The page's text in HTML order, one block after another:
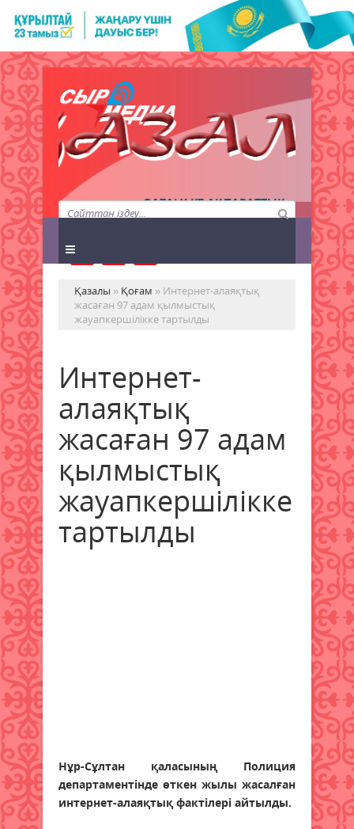
QAZALY.KZ АҚПАРАТТЫҚ
АГЕНТТІГІ
Қазалы » Қоғам » Интернет-алаяқтық
жасаған 97 адам қылмыстық
жауапкершілікке тартылды
Интернет-
алаяқтық
жасаған 97 адам
қылмыстық
жауапкершілікке
тартылды
Нұр-Сұлтан қаласының Полиция
департаментінде өткен жылы жасалған
интернет-алаяқтық фактілері айтылды.